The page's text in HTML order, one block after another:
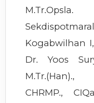
Kogabwilhan
Dr. Yoos
M.Tr.(Han).,
CHRMP.,